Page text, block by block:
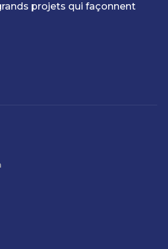
projets qui façonnent